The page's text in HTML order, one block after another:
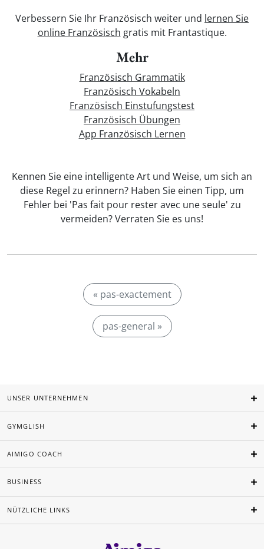
Verbessern Sie Ihr Französisch weiter und lernen Sie
online Französisch gratis mit Frantastique.
Mehr
Französisch Grammatik
Französisch Vokabeln
Französisch Einstufungstest
Französisch Übungen
App Französisch Lernen
Kennen Sie eine intelligente Art und Weise, um sich an
diese Regel zu erinnern? Haben Sie einen Tipp, um
Fehler bei 'Pas fait pour rester avec une seule' zu
vermeiden? Verraten Sie es uns!
« pas-exactement
pas-general »
UNSER UNTERNEHMEN
GYMGLISH
AIMIGO COACH
BUSINESS
NÜTZLICHE LINKS